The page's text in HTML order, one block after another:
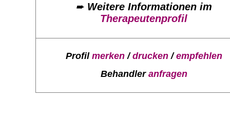
➨ Weitere Informationen im
Therapeutenprofil
Profil merken/drucken/empfehlen
Behandler anfragen